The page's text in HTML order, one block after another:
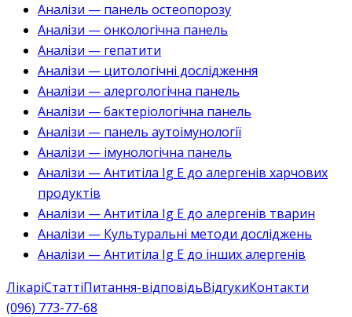
Аналізи — панель остеопорозу
Аналізи — онкологічна панель
Аналізи — гепатити
Аналізи — цитологічні дослідження
Аналізи — алергологічна панель
Аналізи — бактеріологічна панель
Аналізи — панель аутоімунології
Аналізи — імунологічна панель
Аналізи — Антитіла Ig E до алергенів харчових
продуктів
Аналізи — Антитіла Ig E до алергенів тварин
Аналізи — Культуральні методи досліджень
Аналізи — Антитіла Ig E до інших алергенів
ЛікаріСтаттіПитання-відповідьВідгукиКонтакти
(096) 773-77-68